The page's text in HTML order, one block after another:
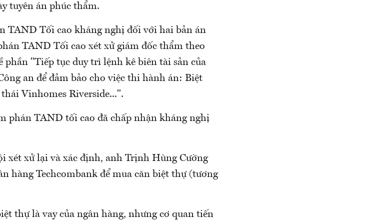
tuyên án phúc thẩm.
TAND Tối cao kháng nghị đối với hai bản án
TAND Tối cao xét xử giám đốc thẩm theo
phần "Tiếp tục duy trì lệnh kê biên tài sản của
an để đảm bảo cho việc thi hành án: Biệt
Vinhomes Riverside...".
phán TAND tối cao đã chấp nhận kháng nghị
xét xử lại và xác định, anh Trịnh Hùng Cường
hàng Techcombank để mua căn biệt thự (tương
thự là vay của ngân hàng, nhưng cơ quan tiến